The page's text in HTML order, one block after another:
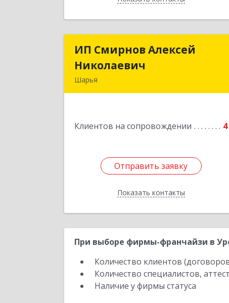
ИП Смирнов Алексей
Николаевич
Шарья
Клиентов на сопровождении 4
Отправить заявку
Показать контакты
ИП Смирнов Алексей
Отправить заявку
Назад
При выборе фирмы-франчайзи в
Количество клиентов
Количество специалистов,
Наличие у фирмы статуса